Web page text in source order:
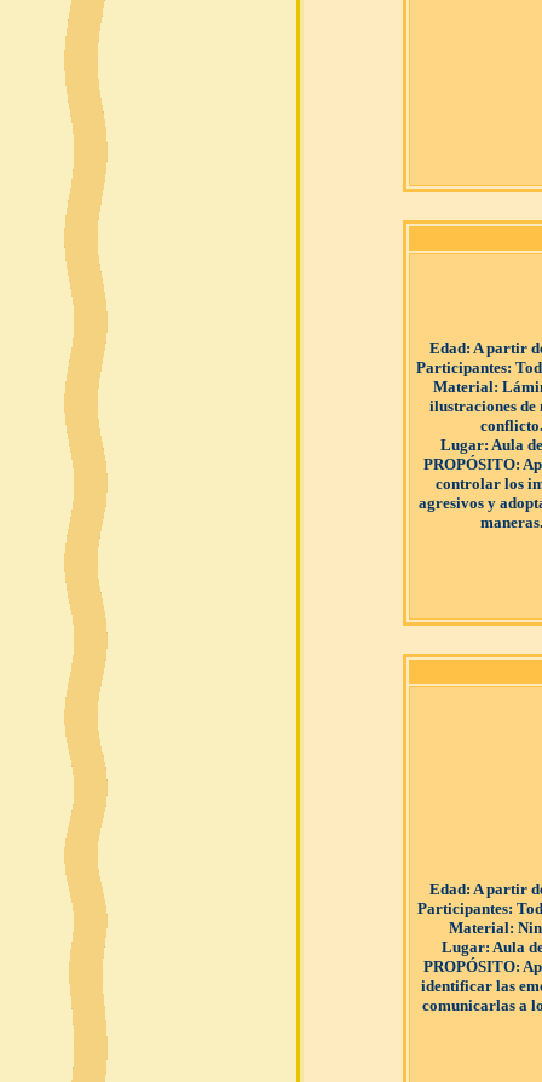
Edad: A partir
Participantes:
Material:
ilustraciones de
Lugar: Aula
PROPÓSITO:
controlar los
agresivos y
Edad: A partir
Participantes:
Material:
Lugar: Aula
PROPÓSITO:
identificar las
comunicarlas a